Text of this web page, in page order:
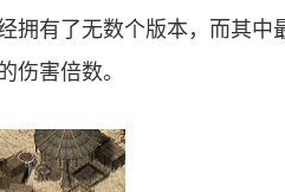
拥有了无数个版本，而其中
伤害倍数。